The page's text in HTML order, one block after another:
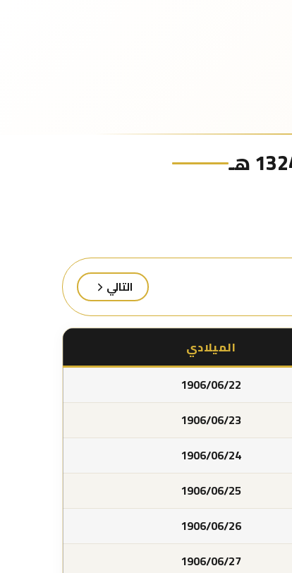
التالي
الميلادي
1906/06/22
1906/06/23
1906/06/24
1906/06/25
1906/06/26
1906/06/27